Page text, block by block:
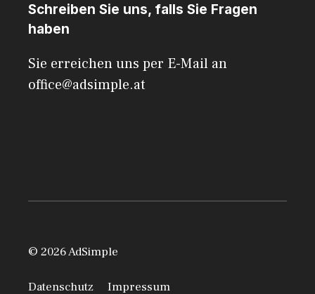
Schreiben Sie uns, falls Sie Fragen
haben
Sie erreichen uns per E-Mail an
office@adsimple.at
© 2026 AdSimple
Datenschutz Impressum